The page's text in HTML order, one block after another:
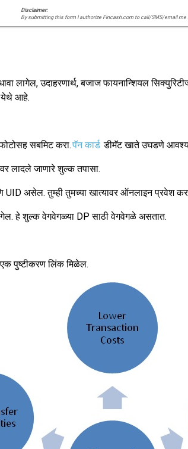
Disclaimer:
By submitting this form I authorize Fincash.com to call/SMS/email
लागेल, उदाहरणार्थ, बजाज फायनान्शियल
येथे आहे.
सबमिट करा.पॅन कार्ड डीमॅट खाते उघडणे
लादले जाणारे शुल्क तपासा.
UID असेल. तुम्ही तुमच्या खात्यावर ऑनलाइन प्रवेश
हे शुल्क वेगवेगळ्या DP साठी वेगवेगळे असतात.
पुष्टीकरण लिंक मिळेल.